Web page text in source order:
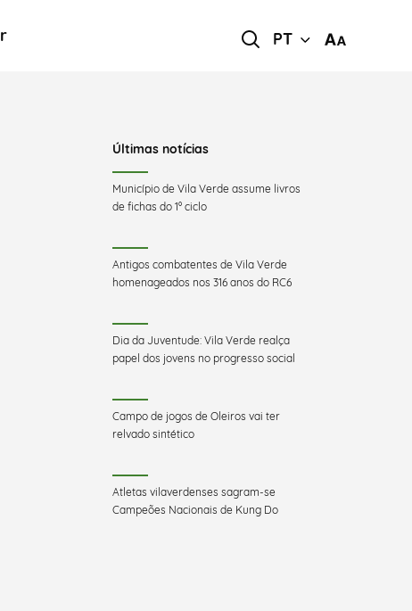
PT
Últimas notícias
Município de Vila Verde assume livros
de fichas do 1º ciclo
Antigos combatentes de Vila Verde
homenageados nos 316 anos do RC6
Dia da Juventude: Vila Verde realça
papel dos jovens no progresso social
Campo de jogos de Oleiros vai ter
relvado sintético
Atletas vilaverdenses sagram-se
Campeões Nacionais de Kung Do